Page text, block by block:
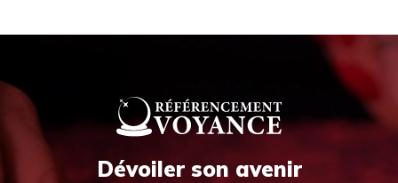
Dévoiler son avenir